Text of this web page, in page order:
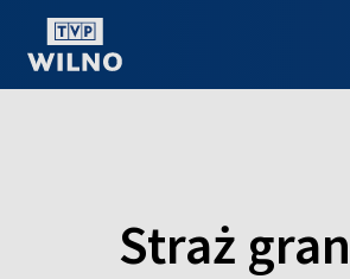
Straż